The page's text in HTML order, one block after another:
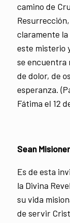
camino de
claramente
este misterio
se encuentra
de dolor, de
esperanza.
Fátima el 12
Sean
Es de esta
la Divina
su vida
de servir